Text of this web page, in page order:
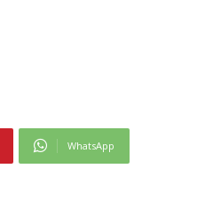
WhatsApp